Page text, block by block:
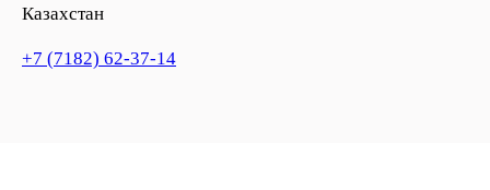
Казахстан
+7 (7182) 62-37-14